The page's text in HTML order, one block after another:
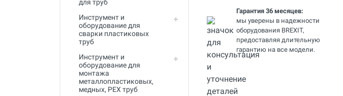
Инструмент для пайки, сварки и
резки. Припой и флюс
Оборудование для сварки
полимеров
Оборудование для
телеинспекции трубопроводов
Малая дорожная техника
для труб
Инструмент и
оборудование для
сварки пластиковых
труб
Инструмент и
оборудование для
монтажа
металлопластиковых,
медных, PEX труб
Гарантия 36 месяцев:
мы уверены в надежности
оборудования BREXIT,
предоставляя длительную
гарантию на все модели.